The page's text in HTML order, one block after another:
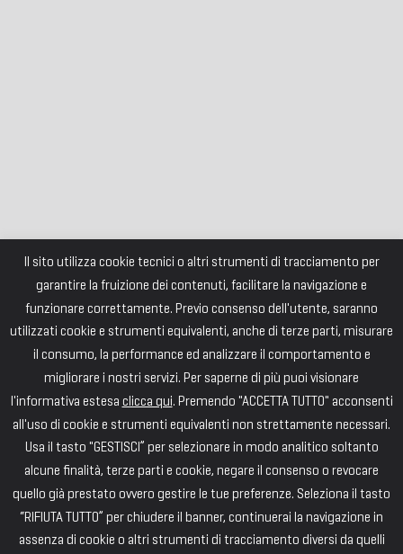
Il sito utilizza cookie tecnici o altri strumenti di tracciamento per
garantire la fruizione dei contenuti, facilitare la navigazione e
funzionare correttamente. Previo consenso dell'utente, saranno
utilizzati cookie e strumenti equivalenti, anche di terze parti, misurare
il consumo, la performance ed analizzare il comportamento e
migliorare i nostri servizi. Per saperne di più puoi visionare
l'informativa estesa clicca qui. Premendo "ACCETTA TUTTO" acconsenti
all'uso di cookie e strumenti equivalenti non strettamente necessari.
Usa il tasto "GESTISCI” per selezionare in modo analitico soltanto
alcune finalità, terze parti e cookie, negare il consenso o revocare
quello già prestato ovvero gestire le tue preferenze. Seleziona il tasto
“RIFIUTA TUTTO” per chiudere il banner, continuerai la navigazione in
assenza di cookie o altri strumenti di tracciamento diversi da quelli